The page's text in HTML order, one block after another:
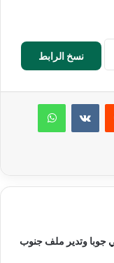
نسخ الرابط
جوبا وتدير ملف جنوب